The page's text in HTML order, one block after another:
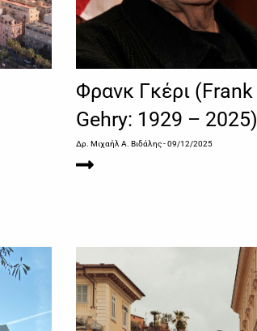
Φρανκ Γκέρι (Frank
Gehry: 1929 – 2025)
Δρ. Μιχαήλ Α. Βιδάλης- 09/12/2025